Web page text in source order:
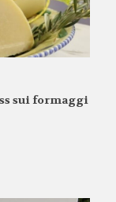
sui formaggi